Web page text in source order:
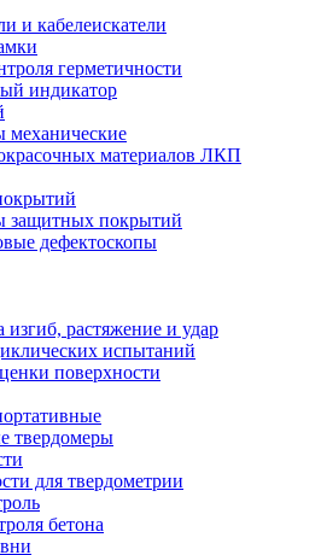
и кабелеискатели
герметичности
индикатор
материалов ЛКП
защитных покрытий
дефектоскопы
растяжение и удар
испытаний
поверхности
твердомеры
для твердометрии
бетона